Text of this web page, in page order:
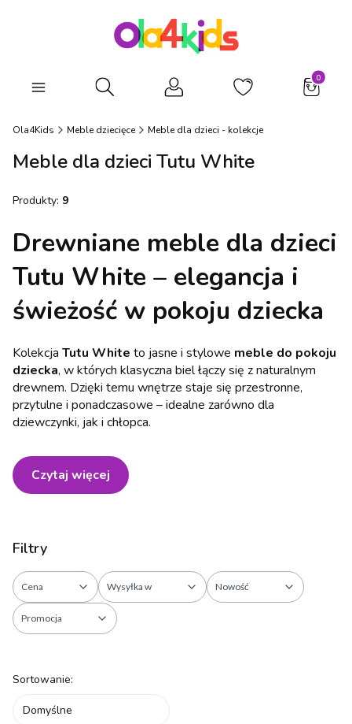
Otwórz wyszukiwarkę
Ola4Kids Meble dziecięce Meble dla dzieci - kolekcje
Meble dla dzieci Tutu White
Produkty: 9
Drewniane meble dla dzieci
Tutu White – elegancja i
świeżość w pokoju dziecka
Kolekcja Tutu White to jasne i stylowe meble do pokoju
dziecka, w których klasyczna biel łączy się z naturalnym
drewnem. Dzięki temu wnętrze staje się przestronne,
przytulne i ponadczasowe – idealne zarówno dla
dziewczynki, jak i chłopca.
Czytaj więcej
Filtry
Cena Wysyłka w Nowość
Promocja
Lista produktów
Sortowanie:
Domyślne